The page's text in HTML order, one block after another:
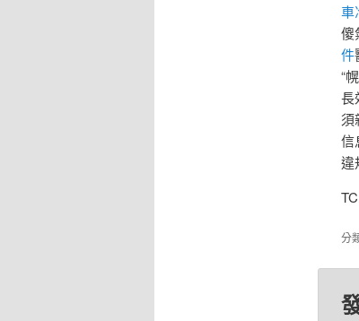
車
傻
件
“
長
須
信
違
分